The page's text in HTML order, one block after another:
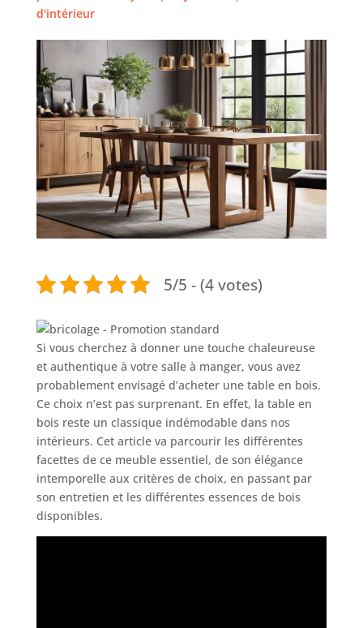
d'intérieur
5/5 - (4 votes)
Si vous cherchez à donner une touche chaleureuse
et authentique à votre salle à manger, vous avez
probablement envisagé d’acheter une table en bois.
Ce choix n’est pas surprenant. En effet, la table en
bois reste un classique indémodable dans nos
intérieurs. Cet article va parcourir les différentes
facettes de ce meuble essentiel, de son élégance
intemporelle aux critères de choix, en passant par
son entretien et les différentes essences de bois
disponibles.